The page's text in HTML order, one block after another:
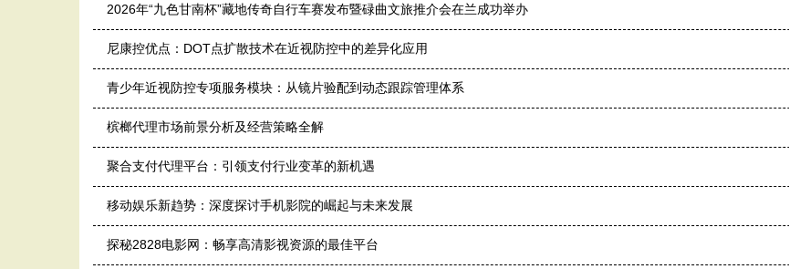
2026年“九色甘南杯”藏地传奇自行车赛发布暨碌曲文旅推介会在兰成功举办
尼康控优点：DOT点扩散技术在近视防控中的差异化应用
青少年近视防控专项服务模块：从镜片验配到动态跟踪管理体系
槟榔代理市场前景分析及经营策略全解
聚合支付代理平台：引领支付行业变革的新机遇
移动娱乐新趋势：深度探讨手机影院的崛起与未来发展
探秘2828电影网：畅享高清影视资源的最佳平台